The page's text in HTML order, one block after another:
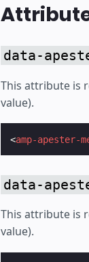
data-
This attribute is
value).
<amp-apester-
data-
This attribute is
value).